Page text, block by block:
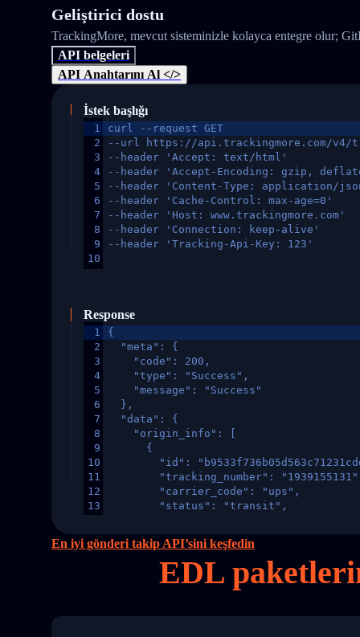
Geliştirici dostu
TrackingMore, mevcut sisteminizle kolayca entegre olur;
API belgeleri
API Anahtarını Al </>
İstek başlığı
1
2
3
4
5
6
7
8
9
10
curl --request GET
--url https://api.trackingmore.com/v4/
--header 'Accept: text/html'
--header 'Accept-Encoding: gzip,
--header 'Content-Type: application/
--header 'Cache-Control: max-age=0'
--header 'Host: www.trackingmore.com'
--header 'Connection: keep-alive'
--header 'Tracking-Api-Key: 123'
Response
1
2
3
4
5
6
7
8
9
10
11
12
13
16
{
  "meta": {
    "code": 200,
    "type": "Success",
    "message": "Success"
  },
  "data": {
    "origin_info": [
      {
"id":
"tracking_number":
        "carrier_code": "ups",
        "status": "transit",
        "itemTimeLength": 2,
        "weblink": "",
        "phone": null,
        "trackinfo": [
En iyi gönderi takip API’sini keşfedin
EDL